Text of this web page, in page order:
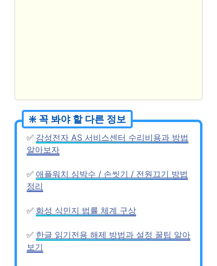
✅ 감성전자 AS 서비스센터 수리비용과 방법
알아보자
✅ 애플워치 심박수 / 손씻기 / 전원끄기 방법
정리
✅ 화성 식민지 법률 체계 구상
✅ 한글 읽기전용 해제 방법과 설정 꿀팁 알아
보기